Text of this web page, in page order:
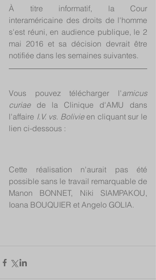
À titre informatif, la Cour
interaméricaine des droits de l'homme
s'est réuni, en audience publique, le 2
mai 2016 et sa décision devrait être
notifiée dans les semaines suivantes.
Vous pouvez télécharger l'amicus
curiae de la Clinique d'AMU dans
l'affaire I.V. vs. Bolivie en cliquant sur le
lien ci-dessous :
Cette réalisation n'aurait pas été
possible sans le travail remarquable de
Manon BONNET, Niki SIAMPAKOU,
Ioana BOUQUIER et Angelo GOLIA.